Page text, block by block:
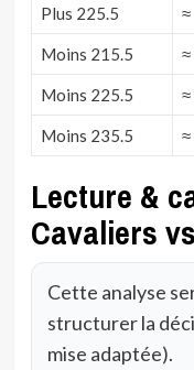
Plus 225.5 ≈
Moins 215.5 ≈
Moins 225.5 ≈
Moins 235.5 ≈
Lecture &
Cavaliers
Cette analyse
structurer la
mise adaptée).